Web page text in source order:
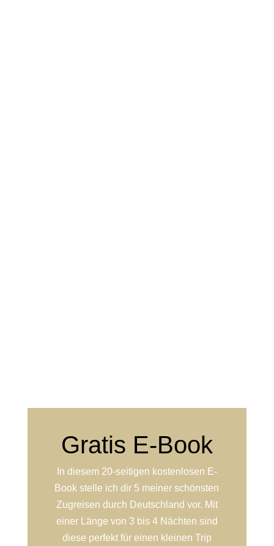
Gratis E-Book
In diesem 20-seitigen kostenlosen E-
Book stelle ich dir 5 meiner schönsten
Zugreisen durch Deutschland vor. Mit
einer Länge von 3 bis 4 Nächten sind
diese perfekt für einen kleinen Trip